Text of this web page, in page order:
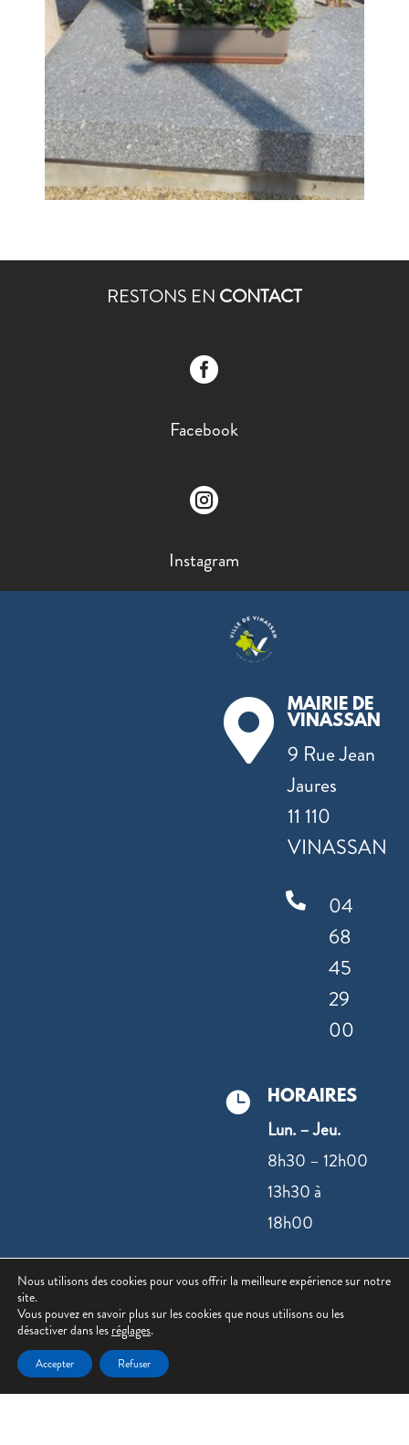
RESTONS EN CONTACT

Facebook

Instagram

MAIRIE DE
VINASSAN
9 Rue Jean
Jaures
11 110
VINASSAN

04
68
45
29
00
 HORAIRES
Lun. – Jeu.
8h30 – 12h00
13h30 à
18h00
Nous utilisons des cookies pour vous offrir la meilleure expérience sur notre
site.
Vous pouvez en savoir plus sur les cookies que nous utilisons ou les
désactiver dans les réglages.
Accepter Refuser